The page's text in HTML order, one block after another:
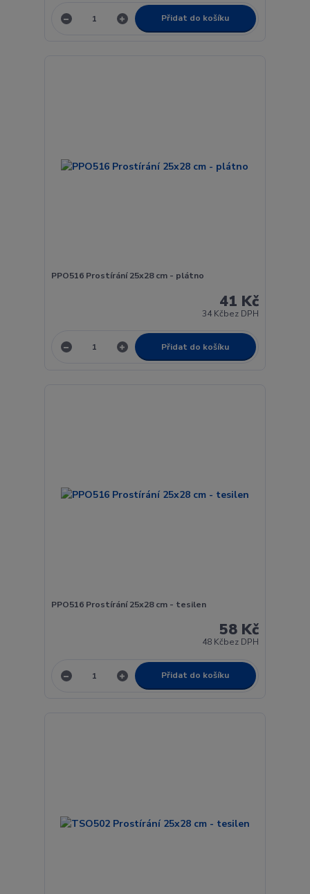
Přidat do košíku
PPO516 Prostírání 25x28 cm - plátno
41 Kč
34 Kčbez DPH
Přidat do košíku
PPO516 Prostírání 25x28 cm - tesilen
58 Kč
48 Kčbez DPH
Přidat do košíku